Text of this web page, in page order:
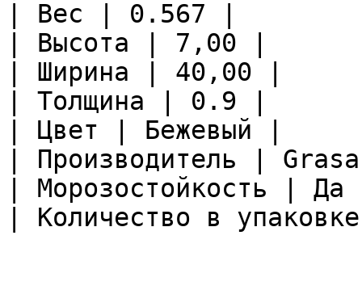
| Вес | 0.567 |
| Высота | 7,00 |
| Ширина | 40,00 |
| Толщина | 0.9 |
| Цвет | Бежевый |
| Производитель |
| Морозостойкость |
| Количество в